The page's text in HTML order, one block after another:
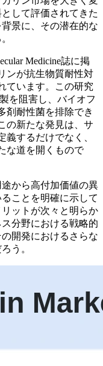
して評価されてきた
景に、その潜在的な
Medicine誌に掲
ンが抗生物質耐性対
ています。この研究
を阻害し、バイオフ
剤耐性菌を排除でき
の新たな発見は、サ
義するだけでなく、
な道を開くもので
から高付加価値の異
ことを明確に示して
ットが次々と明らか
分野における戦略的
開発におけるさらな
う。